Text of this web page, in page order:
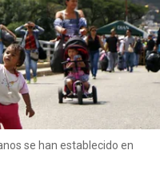
se han establecido en